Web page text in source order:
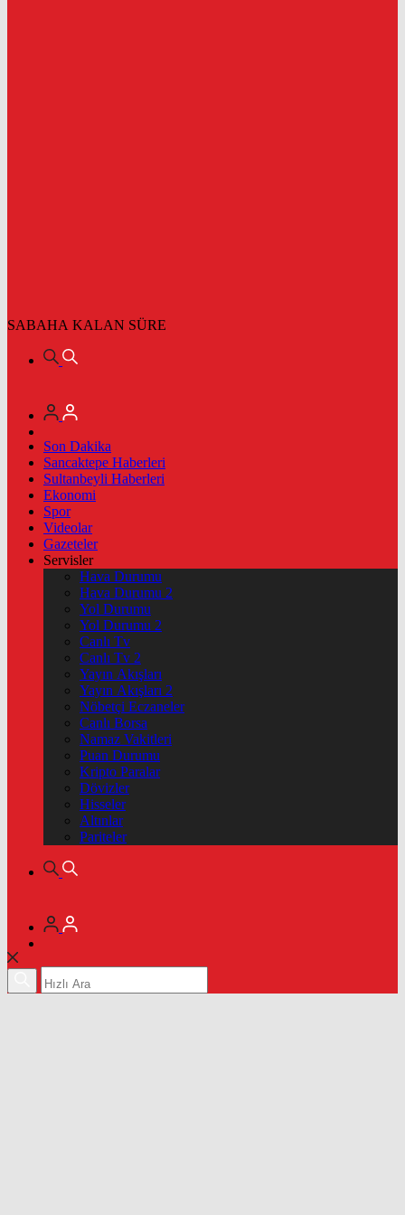
SABAHA KALAN SÜRE
Son Dakika
Sancaktepe Haberleri
Sultanbeyli Haberleri
Ekonomi
Spor
Videolar
Gazeteler
Servisler
Hava Durumu
Hava Durumu 2
Yol Durumu
Yol Durumu 2
Canlı Tv
Canlı Tv 2
Yayın Akışları
Yayın Akışları 2
Nöbetçi Eczaneler
Canlı Borsa
Namaz Vakitleri
Puan Durumu
Kripto Paralar
Dövizler
Hisseler
Altınlar
Pariteler